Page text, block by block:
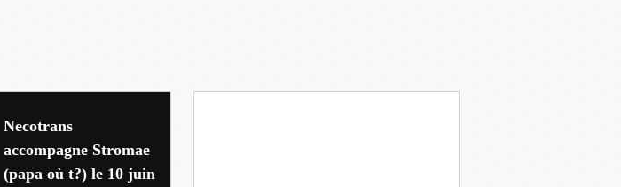
Necotrans
accompagne Stromae
(papa où t?) le 10 juin